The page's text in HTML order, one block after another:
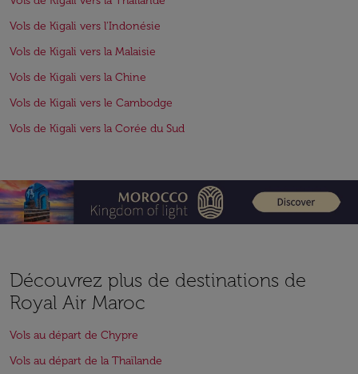
Vols de Kigali vers l'Indonésie
Vols de Kigali vers la Malaisie
Vols de Kigali vers la Chine
Vols de Kigali vers le Cambodge
Vols de Kigali vers la Corée du Sud
Découvrez plus de destinations de
Royal Air Maroc
Vols au départ de Chypre
Vols au départ de la Thaïlande